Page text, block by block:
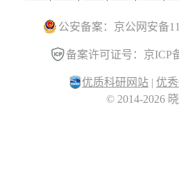
公安备案：京公网安备
备案许可证号：京ICP
优质科研网站 | 优
© 2014-2026